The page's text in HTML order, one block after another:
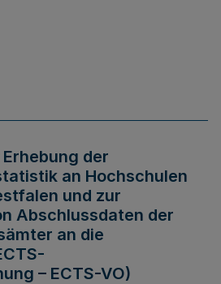
der
an Hochschulen
und zur
Abschlussdaten der
an die
– ECTS-VO)